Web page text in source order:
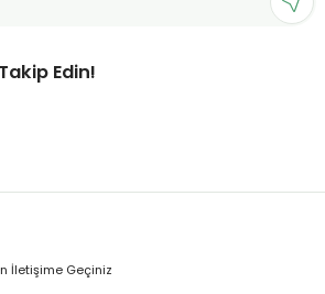
Edin!
İletişime Geçiniz